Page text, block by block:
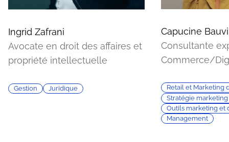
Ingrid Zafrani
Avocate en droit des affaires et
propriété intellectuelle
Gestion Juridique
Capucine
Consultante
Commerce/
Retail et Marketing
Stratégie marketing
Outils marketing et
Management